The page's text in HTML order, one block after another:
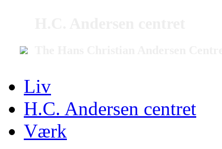
Liv
H.C. Andersen centret
Værk